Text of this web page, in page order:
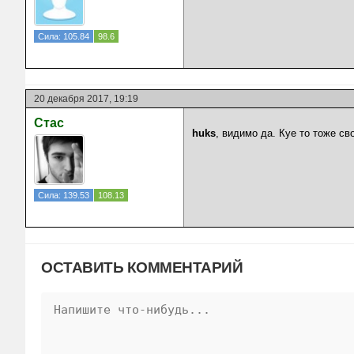
Сила: 105.84 98.6
20 декабря 2017, 19:19
Стас
Сила: 139.53 108.13
huks, видимо да. Куе то тоже
ОСТАВИТЬ КОММЕНТАРИЙ